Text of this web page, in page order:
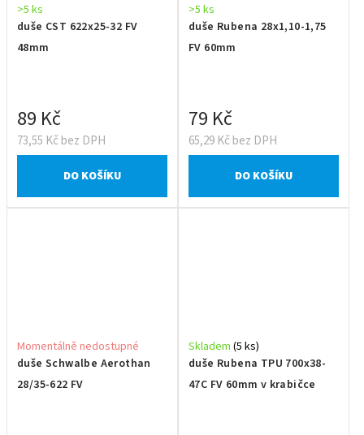
duše CST 622x25-32 FV
48mm
>5 ks
73,55 Kč bez DPH
89 Kč
DO KOŠÍKU
duše Rubena 28x1,10-1,75
FV 60mm
>5 ks
65,29 Kč bez DPH
79 Kč
DO KOŠÍKU
duše Schwalbe Aerothan
28/35-622 FV
Momentálně nedostupné
duše Rubena TPU 700x38-
47C FV 60mm v krabičce
Skladem (5 ks)